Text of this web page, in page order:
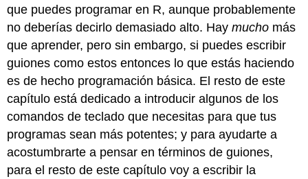
que puedes programar en R, aunque probablemente
no deberías decirlo demasiado alto. Haymucho más
que aprender, pero sin embargo, si puedes escribir
guiones como estos entonces lo que estás haciendo
es de hecho programación básica. El resto de este
capítulo está dedicado a introducir algunos de los
comandos de teclado que necesitas para que tus
programas sean más potentes; y para ayudarte a
acostumbrarte a pensar en términos de guiones,
para el resto de este capítulo voy a escribir la